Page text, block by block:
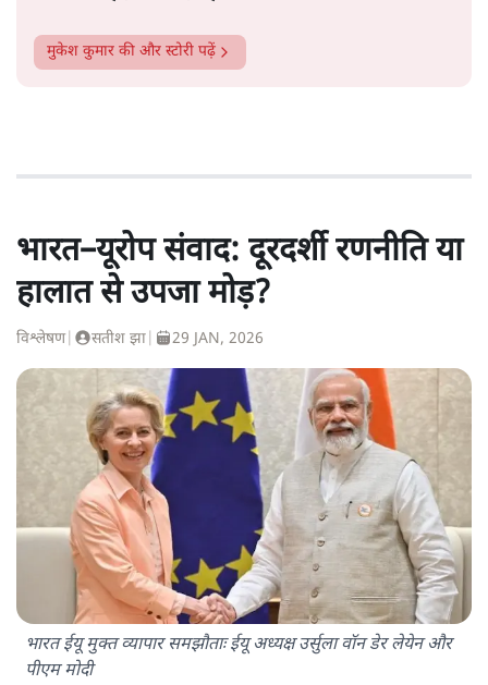
मुकेश कुमार की और स्टोरी पढ़ें
भारत–यूरोप संवाद: दूरदर्शी रणनीति या
हालात से उपजा मोड़?
विश्लेषण| सतीश झा 29 JAN, 2026
भारत ईयू मुक्त व्यापार समझौताः ईयू अध्यक्ष उर्सुला वॉन डेर लेयेन और
पीएम मोदी